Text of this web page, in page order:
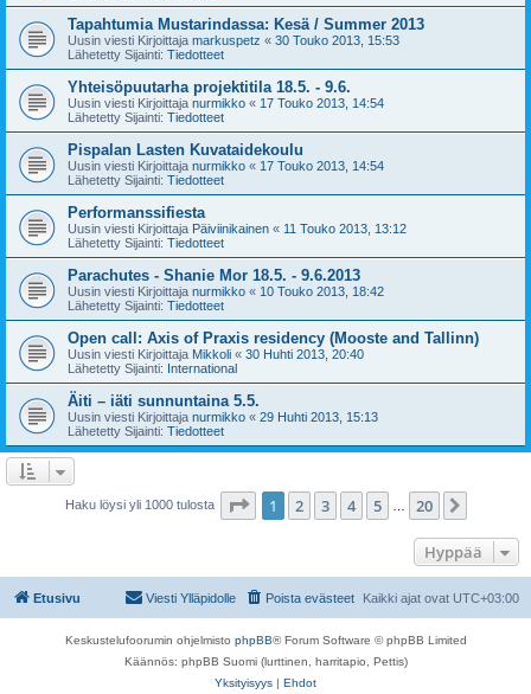
Tapahtumia Mustarindassa: Kesä / Summer 2013
Uusin viesti Kirjoittaja markuspetz « 30 Touko 2013, 15:53
Lähetetty Sijainti: Tiedotteet
Yhteisöpuutarha projektitila 18.5. - 9.6.
Uusin viesti Kirjoittaja nurmikko « 17 Touko 2013, 14:54
Lähetetty Sijainti: Tiedotteet
Pispalan Lasten Kuvataidekoulu
Uusin viesti Kirjoittaja nurmikko « 17 Touko 2013, 14:54
Lähetetty Sijainti: Tiedotteet
Performanssifiesta
Uusin viesti Kirjoittaja Päiviinikainen « 11 Touko 2013, 13:12
Lähetetty Sijainti: Tiedotteet
Parachutes - Shanie Mor 18.5. - 9.6.2013
Uusin viesti Kirjoittaja nurmikko « 10 Touko 2013, 18:42
Lähetetty Sijainti: Tiedotteet
Open call: Axis of Praxis residency (Mooste and Tallinn)
Uusin viesti Kirjoittaja Mikkoli « 30 Huhti 2013, 20:40
Lähetetty Sijainti: International
Äiti – iäti sunnuntaina 5.5.
Uusin viesti Kirjoittaja nurmikko « 29 Huhti 2013, 15:13
Lähetetty Sijainti: Tiedotteet
Haku löysi yli 1000 tulosta Sivu /20
1 2 3 4 5 20
Hyppää
Etusivu Kaikki ajat ovat UTC+03:00
Poista evästeet
Viesti Ylläpidolle
Keskustelufoorumin ohjelmisto phpBB® Forum Software © phpBB Limited
Käännös: phpBB Suomi (lurttinen, harritapio, Pettis)
Yksityisyys | Ehdot